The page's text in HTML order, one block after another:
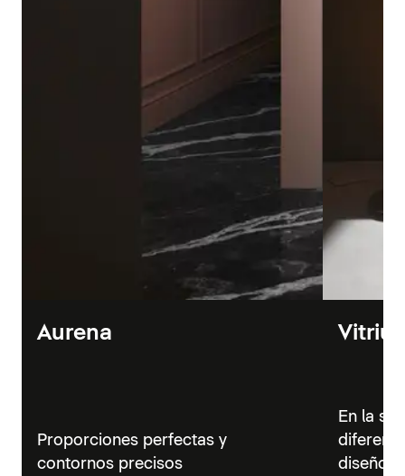
Aurena
Proporciones perfectas y
contornos precisos
En la
diseño